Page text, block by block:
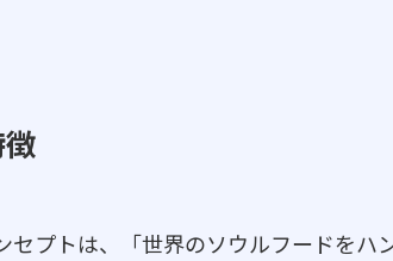
セプトは、「世界のソウルフードをハ